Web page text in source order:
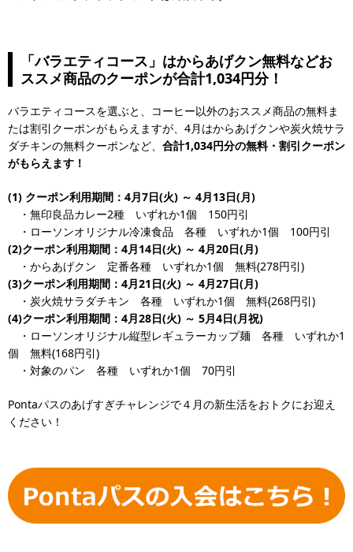
「バラエティコース」はからあげクン無料などお
ススメ商品のクーポンが合計1,034円分！
バラエティコースを選ぶと、コーヒー以外のおススメ商品の無料ま
たは割引クーポンがもらえますが、4月はからあげクンや炭火焼サラ
ダチキンの無料クーポンなど、 合計1,034円分の無料・割引クーポン
がもらえます！
(1) クーポン利用期間：4月7日(火) ～ 4月13日(月)
・無印良品カレー2種 いずれか1個 150円引
・ローソンオリジナル冷凍食品 各種 いずれか1個 100円引
(2)クーポン利用期間：4月14日(火) ～ 4月20日(月)
・からあげクン 定番各種 いずれか1個 無料(278円引)
(3)クーポン利用期間：4月21日(火) ～ 4月27日(月)
・炭火焼サラダチキン 各種 いずれか1個 無料(268円引)
(4)クーポン利用期間：4月28日(火) ～ 5月4日(月祝)
・ローソンオリジナル縦型レギュラーカップ麺 各種 いずれか1
個 無料(168円引)
・対象のパン 各種 いずれか1個 70円引
Pontaパスのあげすぎチャレンジで４月の新生活をおトクにお迎え
ください！